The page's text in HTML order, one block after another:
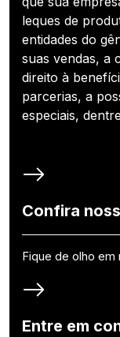
leques de
entidades do
suas vendas, a
direito à
parcerias, a
especiais,
Confira
Fique de olho em
Entre em